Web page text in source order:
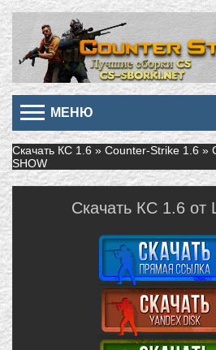
МЕНЮ
Скачать КС 1.6 » Counter-Strike 1.6 »
SHOW
Скачать КС 1.6 от